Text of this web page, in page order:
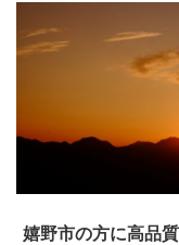
嬉野市の方に高品